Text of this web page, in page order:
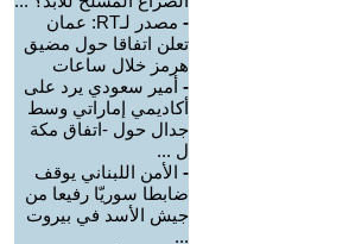
-
مصدر لـRT: عمان
تعلن اتفاقا حول مضيق
هرمز خلال ساعات
- أمير سعودي يرد على
أكاديمي إماراتي وسط
جدال حول -اتفاق مكة
ل ...
- الأمن اللبناني يوقف
ضابطا سوريّا رفيعا من
جيش الأسد في بيروت
...